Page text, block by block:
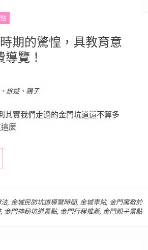
期的驚惶，具教育意
覽！
旅遊、親子
其實我們走過的金門坑道還不算多
麼
景點》金城民防坑道 | 體驗征戰時期的驚惶，具
, 金城民防坑道導覽時間, 金城車站, 金門寓教於
, 金門神秘坑道景點, 金門行程推薦, 金門親子景點